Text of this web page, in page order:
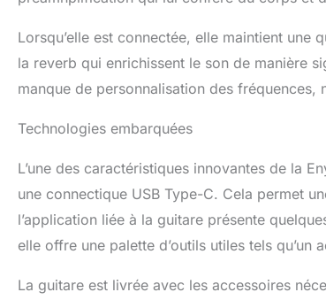
Lorsqu’elle est connectée, elle maintient
la reverb qui enrichissent le son de manière
manque de personnalisation des
Technologies embarquées
L’une des caractéristiques innovantes de la
une connectique USB Type-C. Cela permet
l’application liée à la guitare présente
elle offre une palette d’outils utiles tels
La guitare est livrée avec les accessoires